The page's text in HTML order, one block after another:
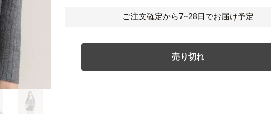
ご注文確定から7~28日でお届け予定
売り切れ